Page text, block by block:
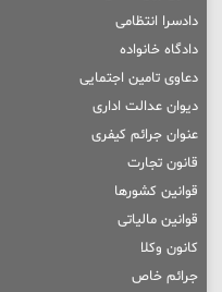
دادسرا انتظامی
دادگاه خانواده
دعاوی تامین اجتمایی
دیوان عدالت اداری
عنوان جرائم کیفری
قانون تجارت
قوانین کشورها
قوانین مالیاتی
کانون وکلا
جرائم خاص